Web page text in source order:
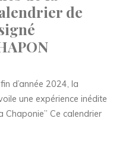
de
d’année 2024, la
une expérience inédite
Chaponie” Ce calendrier